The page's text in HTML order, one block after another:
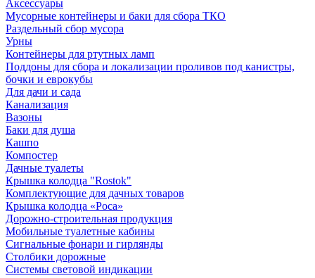
Аксессуары
Мусорные контейнеры и баки для сбора ТКО
Раздельный сбор мусора
Урны
Контейнеры для ртутных ламп
Поддоны для сбора и локализации проливов под канистры,
бочки и еврокубы
Для дачи и сада
Канализация
Вазоны
Баки для душа
Кашпо
Компостер
Дачные туалеты
Крышка колодца "Rostok"
Комплектующие для дачных товаров
Крышка колодца «Роса»
Дорожно-строительная продукция
Мобильные туалетные кабины
Сигнальные фонари и гирлянды
Столбики дорожные
Системы световой индикации